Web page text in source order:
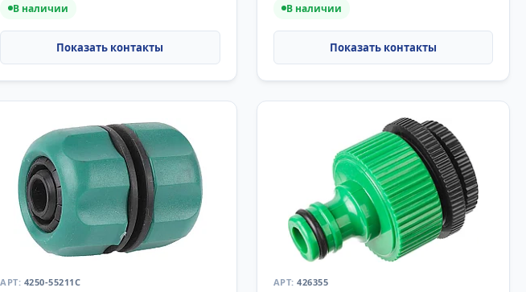
В наличии В наличии
4250-55211C 426355